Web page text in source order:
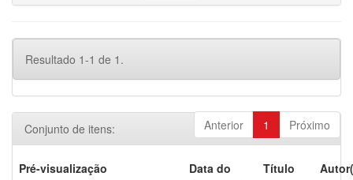
Resultado 1-1 de 1.
Anterior 1 Próximo
Conjunto de itens:
Pré-visualização
Data do
Título